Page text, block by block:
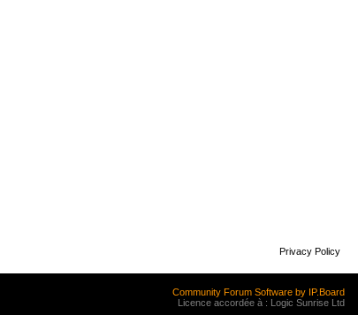
Privacy Policy
Community Forum Software by IP.Board
Licence accordée à : Logic Sunrise Ltd